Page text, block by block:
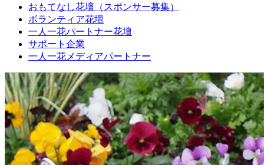
おもてなし花壇（スポンサー募集）
ボランティア花壇
一人一花パートナー花壇
サポート企業
一人一花メディアパートナー